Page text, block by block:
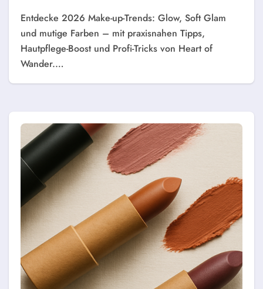
Entdecke 2026 Make-up-Trends: Glow, Soft Glam
und mutige Farben – mit praxisnahen Tipps,
Hautpflege-Boost und Profi-Tricks von Heart of
Wander.…